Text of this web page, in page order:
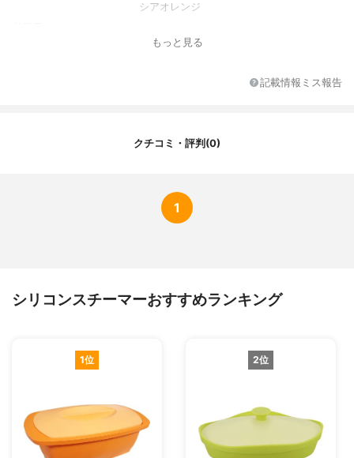
シアオレンジ
-40℃～230℃
もっと見る
記載情報ミス報告
クチコミ・評判(0)
1
シリコンスチーマーおすすめランキング
1位 2位